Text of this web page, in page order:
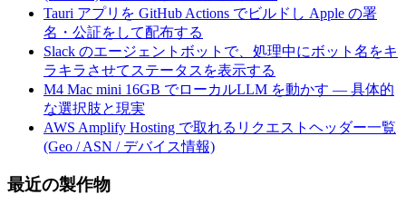
Tauri アプリを GitHub Actions でビルドし Apple の署
名・公証をして配布する
Slack のエージェントボットで、処理中にボット名をキ
ラキラさせてステータスを表示する
M4 Mac mini 16GB でローカルLLM を動かす — 具体的
な選択肢と現実
AWS Amplify Hosting で取れるリクエストヘッダー一覧
(Geo / ASN / デバイス情報)
最近の製作物